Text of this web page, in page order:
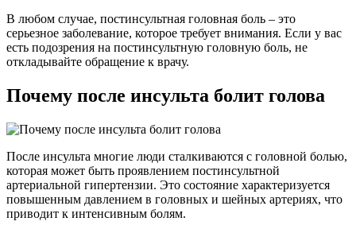
В любом случае, постинсультная головная боль – это
серьезное заболевание, которое требует внимания. Если у вас
есть подозрения на постинсультную головную боль, не
откладывайте обращение к врачу.
Почему после инсульта болит голова
После инсульта многие люди сталкиваются с головной болью,
которая может быть проявлением постинсультной
артериальной гипертензии. Это состояние характеризуется
повышенным давлением в головных и шейных артериях, что
приводит к интенсивным болям.